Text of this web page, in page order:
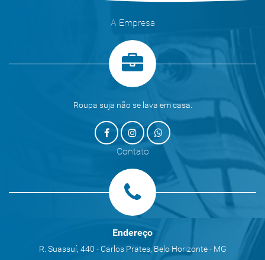
A Empresa
Roupa suja não se lava em casa.
Contato
Endereço
R. Suassuí, 440 - Carlos Prates, Belo Horizonte - MG